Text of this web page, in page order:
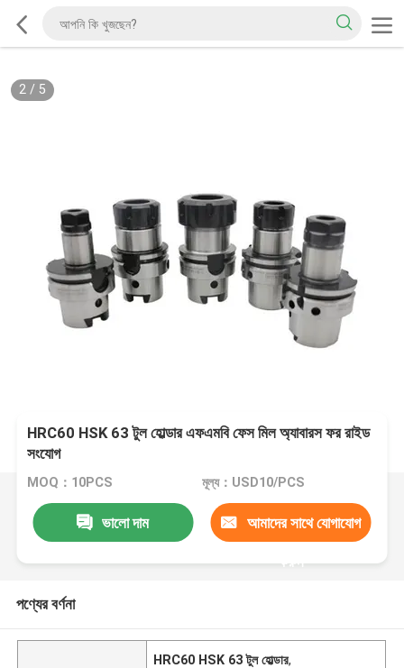
2/ 5
HRC60 HSK 63 টুল হোল্ডার এফএমবি ফেস মিল অ্যাবারস ফর রাইড
সংযোগ
MOQ：10PCS মূল্য：USD10/PCS
ভালো দাম আমাদের সাথে যোগাযোগ
করুন
পণ্যের বর্ণনা
HRC60 HSK 63 টুল হোল্ডার,